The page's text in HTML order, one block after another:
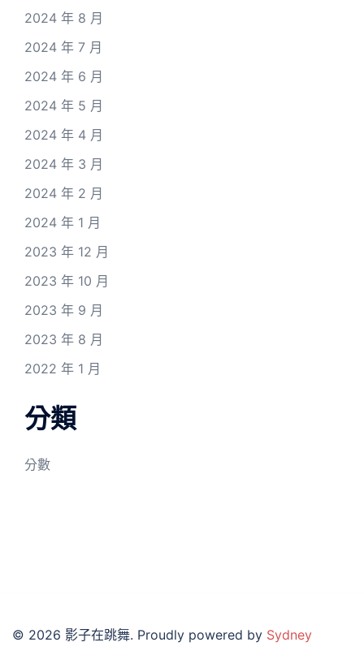
2024 年 8 月
2024 年 7 月
2024 年 6 月
2024 年 5 月
2024 年 4 月
2024 年 3 月
2024 年 2 月
2024 年 1 月
2023 年 12 月
2023 年 10 月
2023 年 9 月
2023 年 8 月
2022 年 1 月
分類
分數
© 2026 影子在跳舞. Proudly powered by Sydney